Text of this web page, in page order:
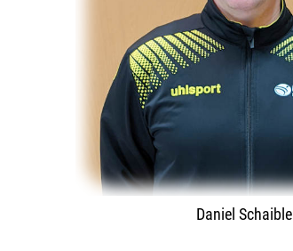
Daniel Schaible